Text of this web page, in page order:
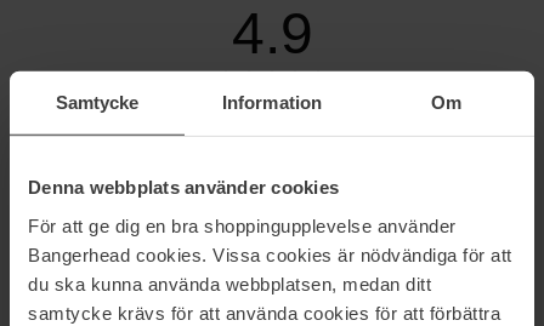
Samtycke Information Om
Denna webbplats använder cookies
För att ge dig en bra shoppingupplevelse använder
Bangerhead cookies. Vissa cookies är nödvändiga för att
du ska kunna använda webbplatsen, medan ditt
samtycke krävs för att använda cookies för att förbättra
4.9
Perustuu 10 arvosteluun